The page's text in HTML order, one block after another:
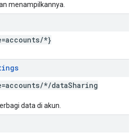
menampilkannya.
/*}
/*/dataSharing
data di akun.